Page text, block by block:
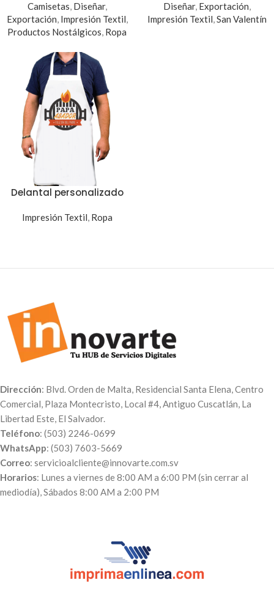
Camisetas, Diseñar,
Exportación, Impresión Textil,
Productos Nostálgicos, Ropa
Diseñar, Exportación,
Impresión Textil,San Valentín
Delantal personalizado
Impresión Textil, Ropa
Dirección: Blvd. Orden de Malta, Residencial Santa Elena, Centro
Comercial, Plaza Montecristo, Local #4, Antiguo Cuscatlán, La
Libertad Este, El Salvador.
Teléfono: (503) 2246-0699
WhatsApp: (503) 7603-5669
Correo: servicioalcliente@innovarte.com.sv
Horarios: Lunes a viernes de 8:00 AM a 6:00 PM (sin cerrar al
mediodía), Sábados 8:00 AM a 2:00 PM